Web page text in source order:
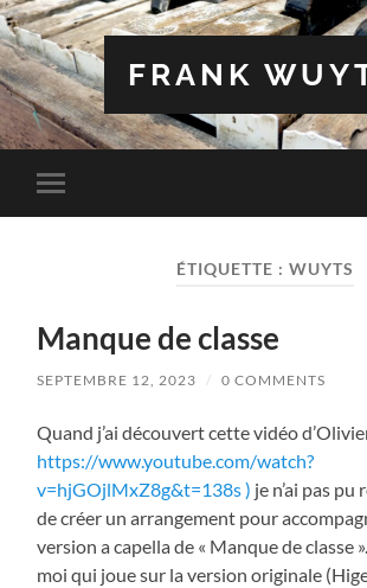
FRANK
Toggle
mobile
ÉTIQUETTE : WUYTS
Manque de classe
SEPTEMBRE 12, 2023 / 0 COMMENTS
Quand j’ai découvert cette vidéo
https://www.youtube.com/watch?
v=hjGOjlMxZ8g&t=138s ) je n’ai pas pu
de créer un arrangement pour
version a capella de « Manque de classe
moi qui joue sur la version originale